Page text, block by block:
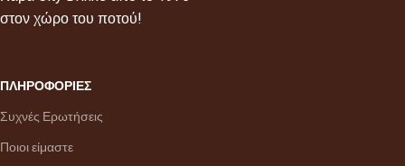
στον χώρο του ποτού!
ΠΛΗΡΟΦΟΡΙΕΣ
Συχνές Ερωτήσεις
Ποιοι είμαστε